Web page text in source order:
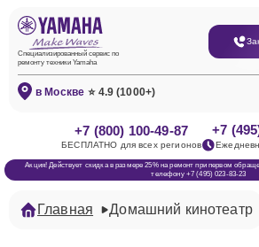
Специализированный сервис по
ремонту техники Yamaha
в Москве ⭐ 4.9 (1000+)
+7 (800) 100-49-87
БЕСПЛАТНО для всех регионов
+7
Акция! Действует скидка в размере 25% на ремонт при первом
телефону +7 (495) 023-83-23
Главная Домашний кинотеатр